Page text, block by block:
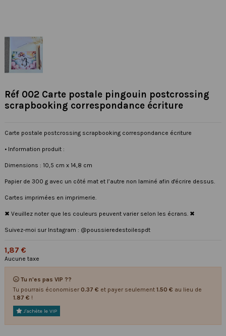
Réf 002 Carte postale pingouin postcrossing
scrapbooking correspondance écriture
Carte postale postcrossing scrapbooking correspondance écriture
• Information produit :
Dimensions : 10,5 cm x 14,8 cm
Papier de 300 g avec un côté mat et l’autre non laminé afin d'écrire dessus.
Cartes imprimées en imprimerie.
✖ Veuillez noter que les couleurs peuvent varier selon les écrans. ✖
Suivez-moi sur Instagram : @poussieredestoilespdt
1,87 €
Aucune taxe
Tu n'es pas VIP ??
Tu pourrais économiser 0.37 € et payer seulement 1.50 € au lieu de
1.87 € !
J'achète le VIP